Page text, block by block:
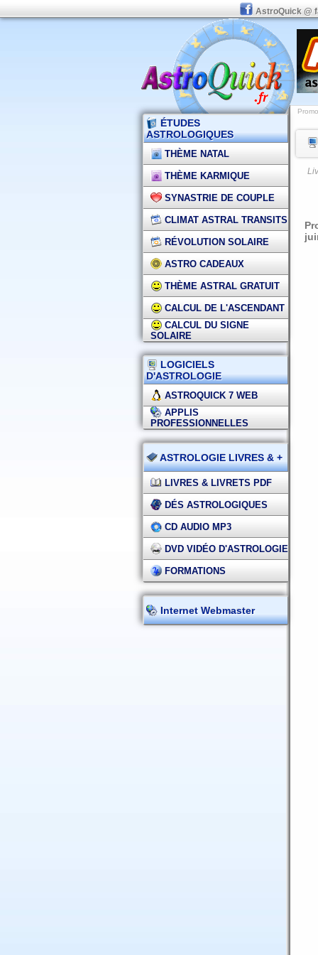
AstroQuick @
ÉTUDES
ASTROLOGIQUES
THÈME NATAL
THÈME KARMIQUE
SYNASTRIE DE COUPLE
CLIMAT ASTRAL TRANSITS
RÉVOLUTION SOLAIRE
ASTRO CADEAUX
THÈME ASTRAL GRATUIT
CALCUL DE L'ASCENDANT
CALCUL DU SIGNE
SOLAIRE
LOGICIELS
D'ASTROLOGIE
ASTROQUICK 7 WEB
APPLIS
PROFESSIONNELLES
ASTROLOGIE LIVRES & +
LIVRES & LIVRETS PDF
DÉS ASTROLOGIQUES
CD AUDIO MP3
DVD VIDÉO D'ASTROLOGIE
FORMATIONS
Internet Webmaster